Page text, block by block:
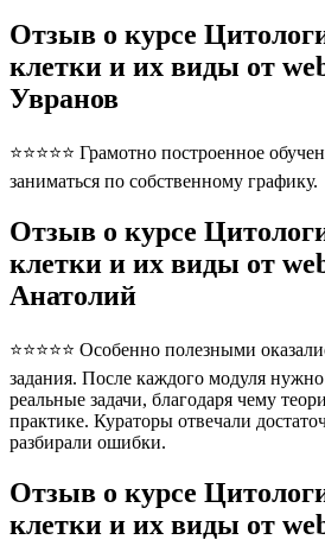
Отзыв о курсе
клетки и их виды от
Увранов
⭐⭐⭐⭐⭐ Грамотно построенное
заниматься по собственному графику.
Отзыв о курсе
клетки и их виды от
Анатолий
⭐⭐⭐⭐⭐ Особенно полезными
задания. После каждого модуля
реальные задачи, благодаря чему
практике. Кураторы отвечали
разбирали ошибки.
Отзыв о курсе
клетки и их виды от